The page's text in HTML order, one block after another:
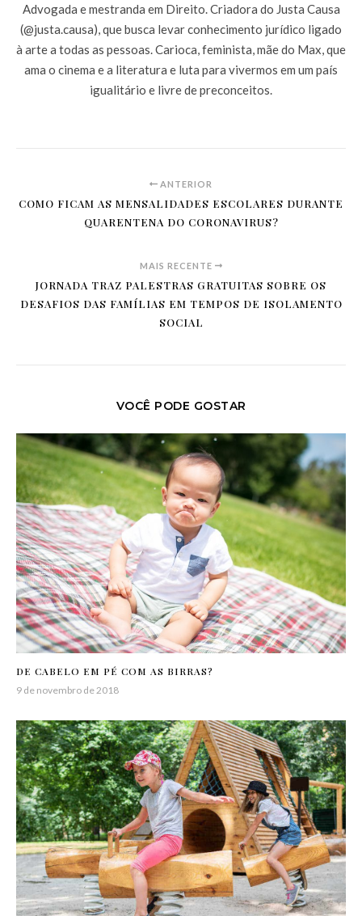
Advogada e mestranda em Direito. Criadora do Justa Causa
(@justa.causa), que busca levar conhecimento jurídico ligado
à arte a todas as pessoas. Carioca, feminista, mãe do Max, que
ama o cinema e a literatura e luta para vivermos em um país
igualitário e livre de preconceitos.
ANTERIOR
COMO FICAM AS MENSALIDADES ESCOLARES DURANTE
QUARENTENA DO CORONAVIRUS?
MAIS RECENTE
JORNADA TRAZ PALESTRAS GRATUITAS SOBRE OS
DESAFIOS DAS FAMÍLIAS EM TEMPOS DE ISOLAMENTO
SOCIAL
VOCÊ PODE GOSTAR
DE CABELO EM PÉ COM AS BIRRAS?
9 de novembro de 2018